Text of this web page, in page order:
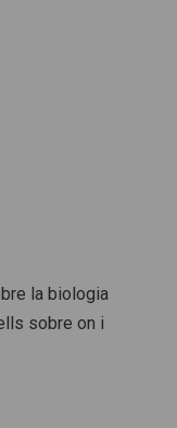
la biologia
sobre on i